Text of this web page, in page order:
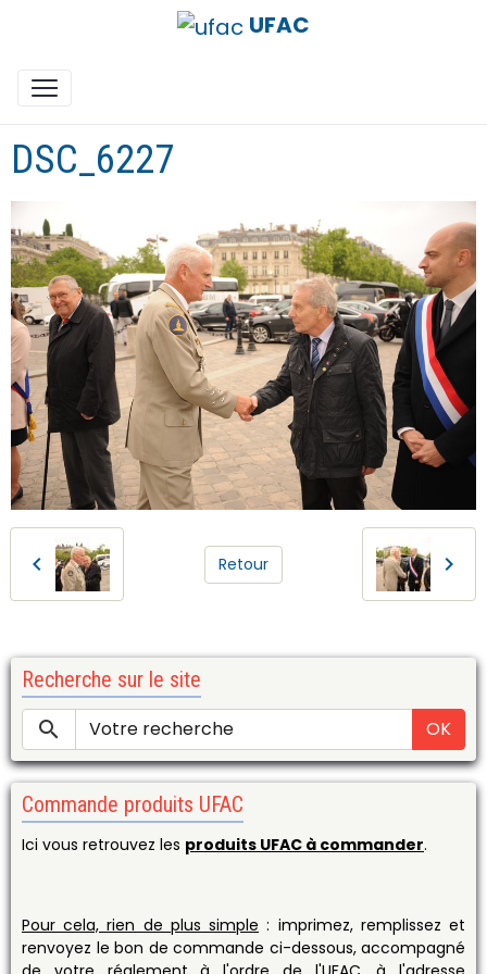
UFAC
DSC_6227
Retour
Recherche sur le site
OK
Commande produits UFAC
Ici vous retrouvez les produits UFAC à commander.
Pour cela, rien de plus simple : imprimez, remplissez et
renvoyez le bon de commande ci-dessous, accompagné